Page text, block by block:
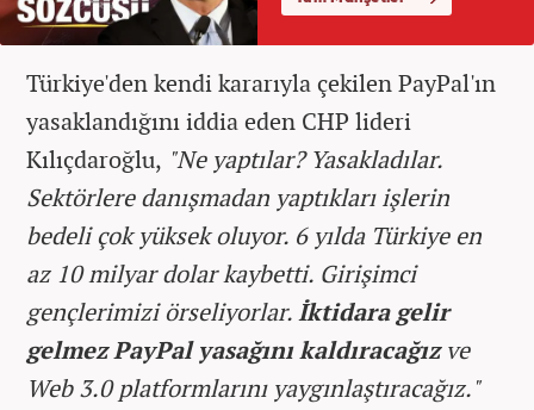
Türkiye'den kendi kararıyla çekilen PayPal'ın
yasaklandığını iddia eden CHP lideri
Kılıçdaroğlu, "Ne yaptılar? Yasakladılar.
Sektörlere danışmadan yaptıkları işlerin
bedeli çok yüksek oluyor. 6 yılda Türkiye en
az 10 milyar dolar kaybetti. Girişimci
gençlerimizi örseliyorlar.İktidara gelir
gelmez PayPal yasağını kaldıracağızve
Web 3.0 platformlarını yaygınlaştıracağız."